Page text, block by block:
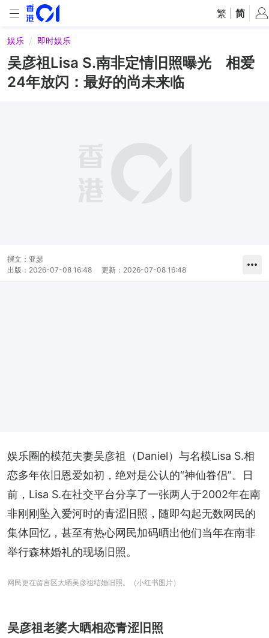
繁 简
娱乐 即时娱乐
吴彦祖Lisa S.南非定情旧照曝光 相爱
24年放闪：最好的尚未来临
撰文： 亚瑟
出版： 2026-07-08 16:48 更新： 2026-07-08 16:48
娱乐圈的模范夫妻吴彦祖（Daniel）与名模Lisa S.相
恋多年依旧恩爱如初，绝对是公认的“神仙眷侣”。日
前，Lisa S.在社交平台分享了一张两人于2002年在南
非刚刚坠入爱河时的青涩旧照，随即勾起无数网民的
集体回忆，甚至有热心网民加码晒出他们当年在南非
举行森林婚礼的现场旧照。
网民更在留言区大晒吴彦祖结婚旧照。（小红书图片）
吴彦祖老婆大晒相恋青涩旧照